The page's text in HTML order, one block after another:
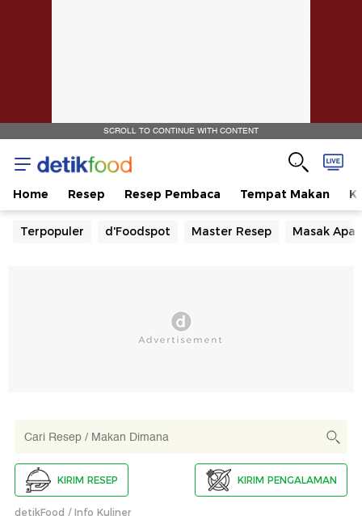
SCROLL TO CONTINUE WITH CONTENT
Home Resep Resep Pembaca Tempat Makan
Terpopuler d'Foodspot Master Resep Masak Apa
KIRIM RESEP KIRIM PENGALAMAN
detikFood Info Kuliner